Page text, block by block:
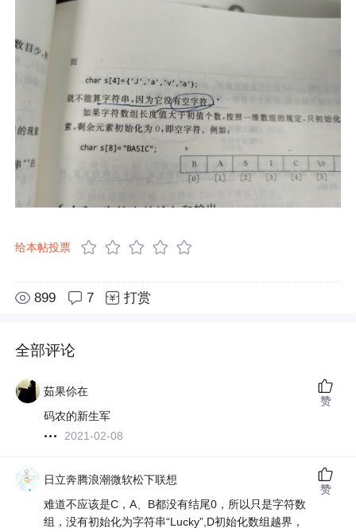
给本帖投票
899 7 打赏
全部评论
茹果伱在
码农的新生军
2021-02-08
赞
日立奔腾浪潮微软松下联想
难道不应该是C，A、B都没有结尾0，所以只是字符数
组，没有初始化为字符串“Lucky”,D初始化数组越界，
赞